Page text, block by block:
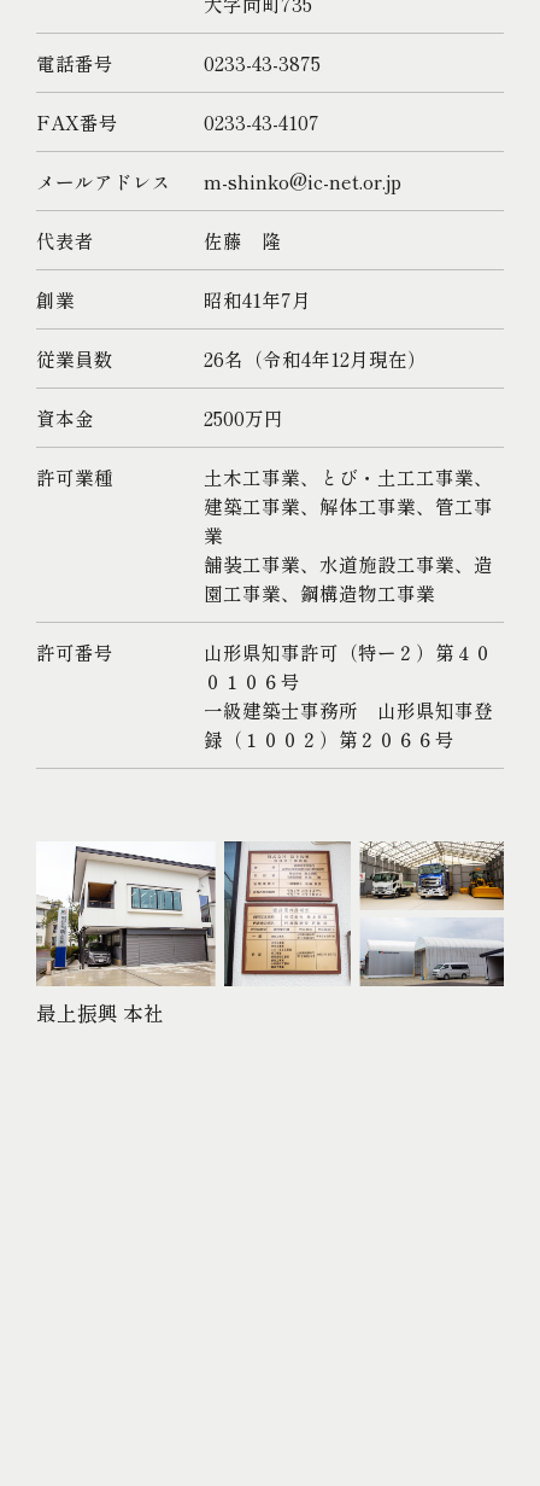
電話番号 0233-43-3875
FAX番号 0233-43-4107
メールアドレス m-shinko@ic-net.or.jp
代表者 佐藤 隆
創業 昭和41年7月
従業員数 26名（令和4年12月現在）
資本金 2500万円
許可業種
土木工事業、とび・土工工事業、
建築工事業、解体工事業、管工事
業
舗装工事業、水道施設工事業、造
園工事業、鋼構造物工事業
許可番号
山形県知事許可（特ー２）第４０
０１０６号
一級建築士事務所 山形県知事登
録（１００２）第２０６６号
最上振興 本社